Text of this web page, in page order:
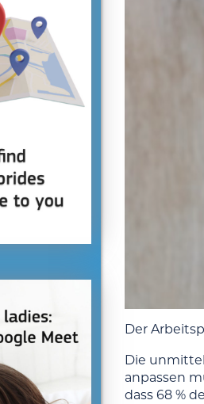
Der
Die
anpassen
dass 68 %